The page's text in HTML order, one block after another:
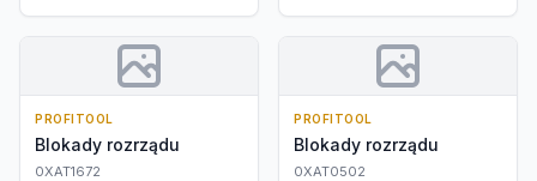
PROFITOOL
Blokady rozrządu
0XAT1672
PROFITOOL
Blokady rozrządu
0XAT0502